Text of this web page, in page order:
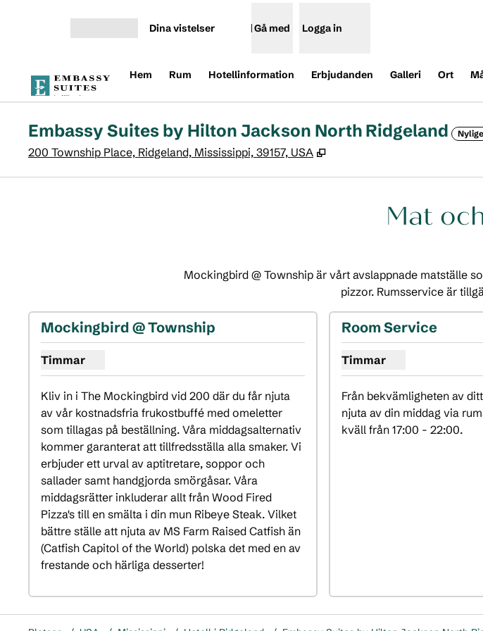
Dina vistelser Gå med Logga in
Hem Rum Hotellinformation Erbjudanden Galleri Ort
Embassy Suites by Hilton Jackson North Ridgeland
200 Township Place, Ridgeland, Mississippi, 39157, USA ,
Mat
Mockingbird @ Township är vårt avslappnade matställe
pizzor. Rumsservice är
1 av 4
föregående bild
Mockingbird @ Township
Timmar
Visa timmar för Mockingbird @ Township
Kliv in i The Mockingbird vid 200 där du får njuta
av vår kostnadsfria frukostbuffé med omeletter
som tillagas på beställning. Våra middagsalternativ
kommer garanterat att tillfredsställa alla smaker. Vi
erbjuder ett urval av aptitretare, soppor och
sallader samt handgjorda smörgåsar. Våra
middagsrätter inkluderar allt från Wood Fired
Pizza's till en smälta i din mun Ribeye Steak. Vilket
bättre ställe att njuta av MS Farm Raised Catfish än
(Catfish Capitol of the World) polska det med en av
frestande och härliga desserter!
Room Service
Timmar
Visa timmar för rumservice
Från bekvämligheten av
njuta av din middag via
kväll från 17:00 - 22:00.